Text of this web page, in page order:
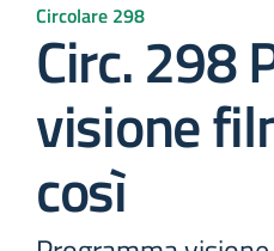
Circolare 298
Circ. 298
visione
così